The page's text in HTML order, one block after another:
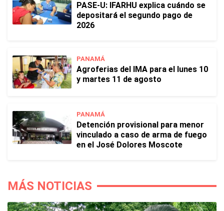
PASE-U: IFARHU explica cuándo se
depositará el segundo pago de
2026
PANAMÁ
Agroferias del IMA para el lunes 10
y martes 11 de agosto
PANAMÁ
Detención provisional para menor
vinculado a caso de arma de fuego
en el José Dolores Moscote
MÁS NOTICIAS